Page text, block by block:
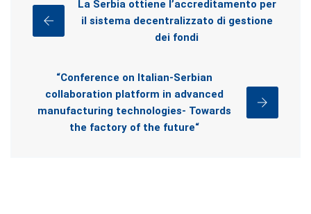
La Serbia ottiene l’accreditamento per
il sistema decentralizzato di gestione
dei fondi
“Conference on Italian-Serbian
collaboration platform in advanced
manufacturing technologies- Towards
the factory of the future“